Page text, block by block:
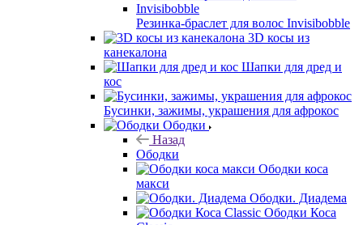
Резинка-браслет для волос Invisibobble
3D косы из
канекалона
Шапки для дред и
кос
Бусинки, зажимы, украшения для афрокос
Ободки
Назад
Ободки
Ободки коса
макси
Ободки. Диадема
Ободки Коса